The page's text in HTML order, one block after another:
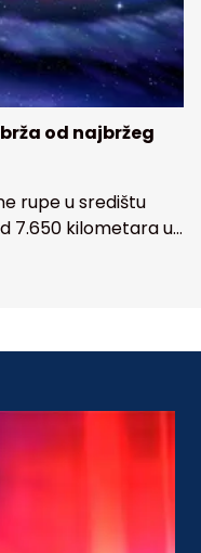
od najbržeg
središtu
7.650 kilometara u